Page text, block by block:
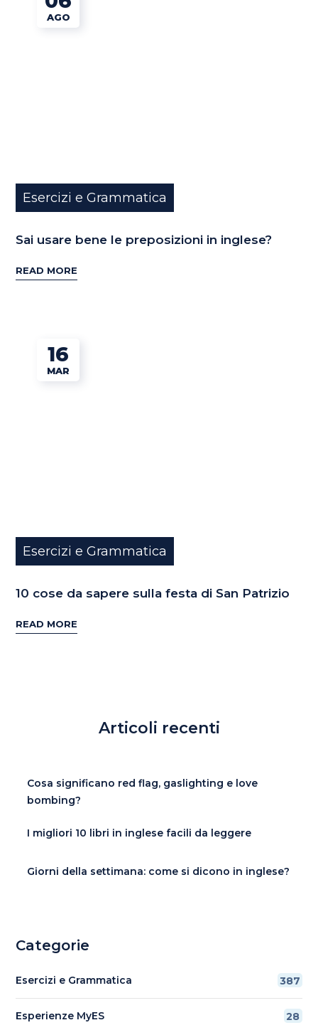
AGO
Esercizi e Grammatica
Sai usare bene le preposizioni in inglese?
READ MORE
16
MAR
Esercizi e Grammatica
10 cose da sapere sulla festa di San Patrizio
READ MORE
Articoli recenti
Cosa significano red flag, gaslighting e love
bombing?
I migliori 10 libri in inglese facili da leggere
Giorni della settimana: come si dicono in inglese?
Categorie
Esercizi e Grammatica 387
Esperienze MyES 28